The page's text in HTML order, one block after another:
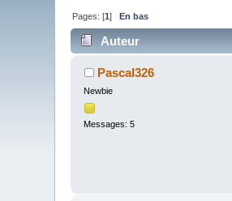
Pages: [1]En bas
Auteur
Pascal326
Newbie
Messages: 5